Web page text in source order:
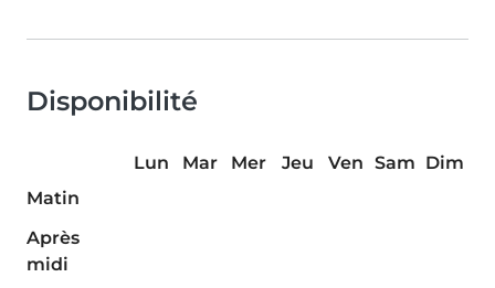
Disponibilité
Lun Mar Mer Jeu Ven Sam Dim
Matin
Après
midi